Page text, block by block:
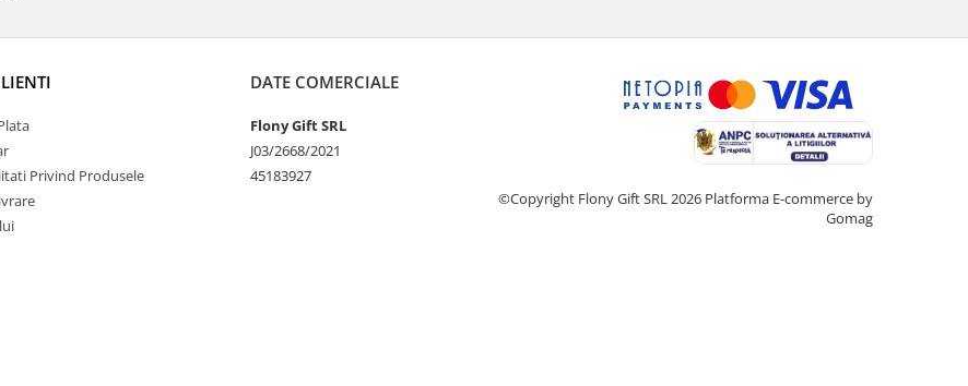
Privind Produsele
DATE COMERCIALE
Flony Gift SRL
J03/2668/2021
45183927
©Copyright Flony Gift SRL 2026 Platforma E-commerce by
Gomag